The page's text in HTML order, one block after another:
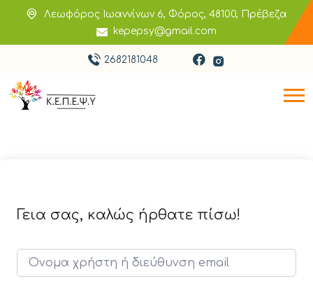
Λεωφόρος Ιωαννίνων 6, Φόρος, 48100, Πρέβεζα
kepepsy@gmail.com
2682181048
Γεια σας, καλώς ήρθατε πίσω!